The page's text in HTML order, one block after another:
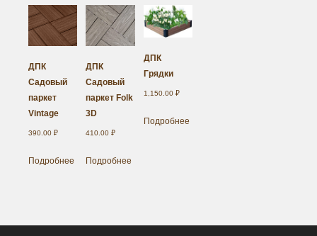
ДПК
Садовый
паркет
Vintage
390.00 ₽
Подробнее
ДПК
Садовый
паркет Folk
3D
410.00₽
Подробнее
ДПК
Грядки
1,150.00 ₽
Подробнее